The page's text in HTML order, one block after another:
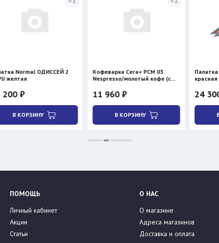
ОДИССЕЙ 2
Кофеварка Cera+ PCM 03
Nespresso/молотый кофе (с
Палатка BTrace
красная
28 590 ₽
ПОМОЩЬ
Личный кабинет
Акции
Статьи
О НАС
О магазине
Адреса магазинов
Доставка и оплата